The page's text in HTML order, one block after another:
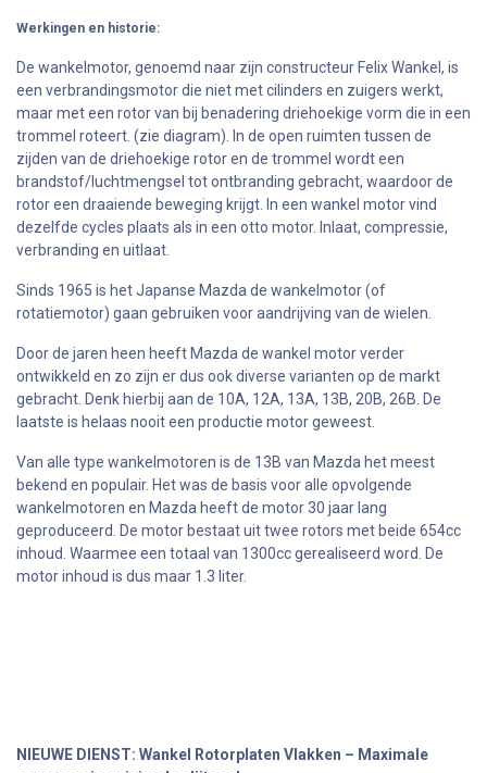
Werkingen en historie:
De wankelmotor, genoemd naar zijn constructeur Felix Wankel, is
een verbrandingsmotor die niet met cilinders en zuigers werkt,
maar met een rotor van bij benadering driehoekige vorm die in een
trommel roteert. (zie diagram). In de open ruimten tussen de
zijden van de driehoekige rotor en de trommel wordt een
brandstof/luchtmengsel tot ontbranding gebracht, waardoor de
rotor een draaiende beweging krijgt. In een wankel motor vind
dezelfde cycles plaats als in een otto motor. Inlaat, compressie,
verbranding en uitlaat.
Sinds 1965 is het Japanse Mazda de wankelmotor (of
rotatiemotor) gaan gebruiken voor aandrijving van de wielen.
Door de jaren heen heeft Mazda de wankel motor verder
ontwikkeld en zo zijn er dus ook diverse varianten op de markt
gebracht. Denk hierbij aan de 10A, 12A, 13A, 13B, 20B, 26B. De
laatste is helaas nooit een productie motor geweest.
Van alle type wankelmotoren is de 13B van Mazda het meest
bekend en populair. Het was de basis voor alle opvolgende
wankelmotoren en Mazda heeft de motor 30 jaar lang
geproduceerd. De motor bestaat uit twee rotors met beide 654cc
inhoud. Waarmee een totaal van 1300cc gerealiseerd word. De
motor inhoud is dus maar 1.3 liter.
NIEUWE DIENST: Wankel Rotorplaten Vlakken – Maximale